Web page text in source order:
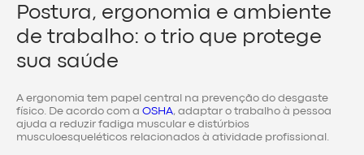
Postura, ergonomia e ambiente
de trabalho: o trio que protege
sua saúde
A ergonomia tem papel central na prevenção do desgaste
físico. De acordo com a OSHA, adaptar o trabalho à pessoa
ajuda a reduzir fadiga muscular e distúrbios
musculoesqueléticos relacionados à atividade profissional.